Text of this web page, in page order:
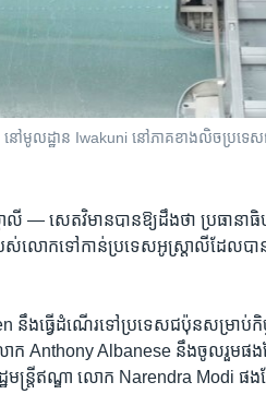
ៅ​មូលដ្ឋាន Iwakuni នៅ​ភាគ​ខាង​លិច​ប្រទ
រាលី —សេតវិមាន​បាន​ឱ្យ​ដឹង​ថា ប្រធាន
ស់​លោក​ទៅ​កាន់​ប្រទេស​អូស្ត្រាលី​ដែល​បា
នឹង​ធ្វើ​ដំណើរ​ទៅ​ប្រទេស​ជប៉ុន​សម្រាប់​
ោក Anthony Albanese នឹង​ចូលរួម​ផង​
ន្ត្រី​ឥណ្ឌា​ លោក Narendra Modi ផង​